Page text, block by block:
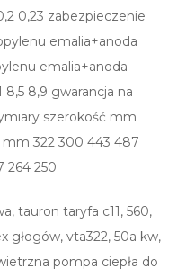
0,23 zabezpieczenie
emalia+anoda
emalia+anoda
8,5 8,9 gwarancja na
szerokość mm
mm 322 300 443 487
264 250
tauron taryfa c11, 560,
głogów, vta322, 50a kw,
pompa ciepła do